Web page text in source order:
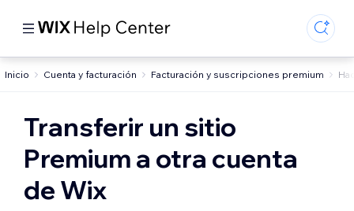
Inicio Cuenta y facturación Facturación y suscripciones premium
Transferir un sitio
Premium a otra cuenta
de Wix